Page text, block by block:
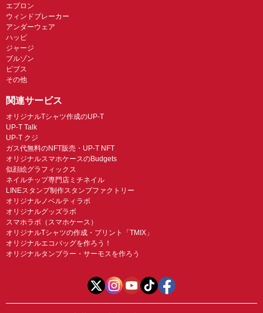
エプロン
ウィンドブレーカー
アンダーウェア
ハッピ
ジャージ
ブルゾン
ビブス
その他
関連サービス
オリジナルTシャツ作成のUP-T
UP-T Talk
UP-T クジ
ガス代無料のNFT販売・UP-T NFT
オリジナルスマホケースのBudgets
似顔絵グラフィックス
ネイルチップ専門店ミチネイル
LINEスタンプ制作スタンプファクトリー
オリジナルノベルティラボ
オリジナルグッズラボ
スマホラボ（スマホケース）
オリジナルTシャツの作成・プリント「TMIX」
オリジナルエコバッグを作ろう！
オリジナルタンブラー・サーモスを作ろう